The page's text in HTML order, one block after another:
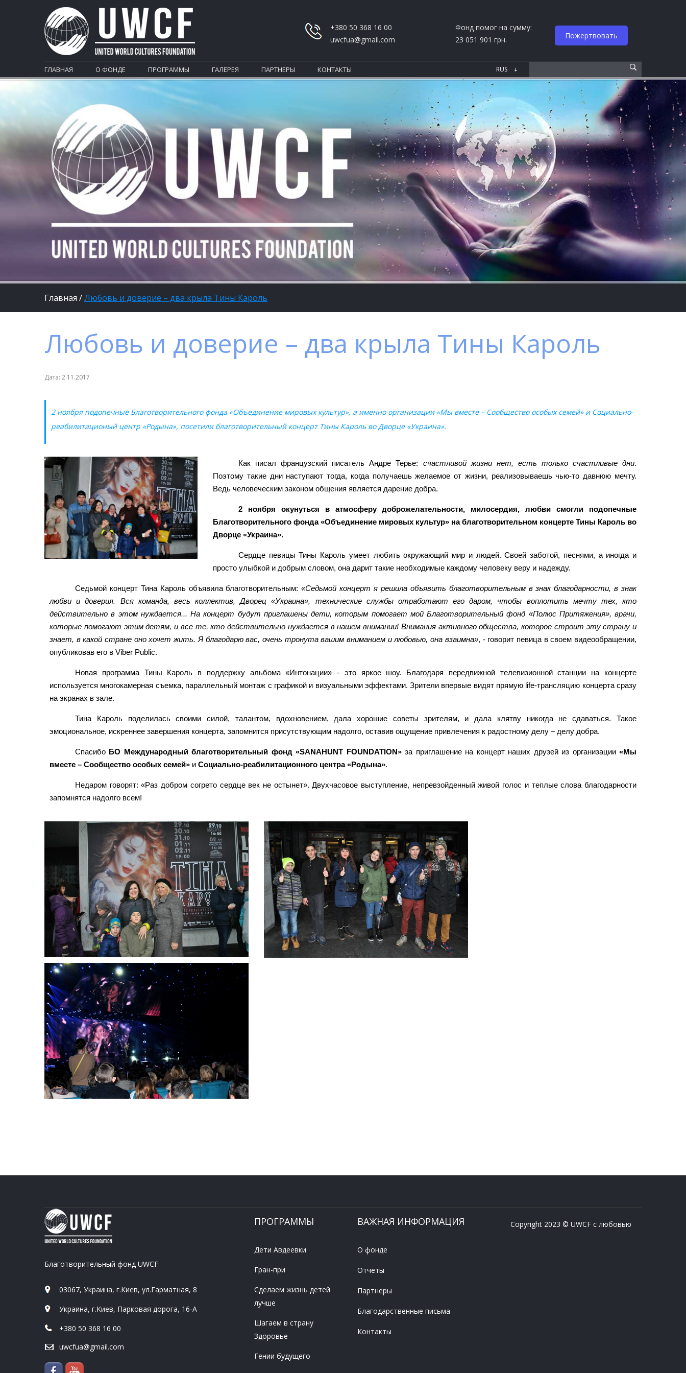
+380 50 368 16 00
uwcfua@gmail.com
Фонд помог на сумму:
23 051 901 грн.
Пожертвовать
ГЛАВНАЯ О ФОНДЕ ПРОГРАММЫ ГАЛЕРЕЯ ПАРТНЕРЫ КОНТАКТЫ
Главная /Любовь и доверие – два крыла Тины Кароль
Любовь и доверие – два крыла Тины Кароль
Дата: 2.11.2017
2 ноября подопечные Благотворительного фонда «Объединение мировых культур», а именно организации «Мы вместе – Сообщество особых семей» и Социально-
реабилитационый центр «Родына», посетили благотворительный концерт Тины Кароль во Дворце «Украина».
Как писал французский писатель Андре Терье: счастливой жизни нет, есть только счастливые дни.
Поэтому такие дни наступают тогда, когда получаешь желаемое от жизни, реализовываешь чью-то давнюю мечту.
Ведь человеческим законом общения является дарение добра.
2 ноября окунуться в атмосферу доброжелательности, милосердия, любви смогли подопечные
Благотворительного фонда «Объединение мировых культур» на благотворительном концерте Тины Кароль во
Дворце «Украина».
Сердце певицы Тины Кароль умеет любить окружающий мир и людей. Своей заботой, песнями, а иногда и
просто улыбкой и добрым словом, она дарит такие необходимые каждому человеку веру и надежду.
Седьмой концерт Тина Кароль объявила благотворительным:«Седьмой концерт я решила объявить благотворительным в знак благодарности, в знак
любви и доверия. Вся команда, весь коллектив, Дворец «Украина», технические службы отработают его даром, чтобы воплотить мечту тех, кто
действительно в этом нуждается... На концерт будут приглашены дети, которым помогает мой Благотворительный фонд «Полюс Притяжения», врачи,
которые помогают этим детям, и все те, кто действительно нуждается в нашем внимании! Внимания активного общества, которое строит эту страну и
знает, в какой стране оно хочет жить. Я благодарю вас, очень тронута вашим вниманием и любовью, она взаимна», - говорит певица в своем видеообращении,
опубликовав его в Viber Public.
Новая программа Тины Кароль в поддержку альбома «Интонации» - это яркое шоу. Благодаря передвижной телевизионной станции на концерте
используется многокамерная съемка, параллельный монтаж с графикой и визуальными эффектами. Зрители впервые видят прямую life-трансляцию концерта сразу
на экранах в зале.
Тина Кароль поделилась своими силой, талантом, вдохновением, дала хорошие советы зрителям, и дала клятву никогда не сдаваться. Такое
эмоциональное, искреннее завершения концерта, запомнится присутствующим надолго, оставив ощущение привлечения к радостному делу – делу добра.
Спасибо БО Международный благотворительный фонд «SANAHUNT FOUNDATION»за приглашение на концерт наших друзей из организации«Мы
вместе – Сообщество особых семей» и Социально-реабилитационного центра «Родына».
Недаром говорят: «Раз добром согрето сердце век не остынет». Двухчасовое выступление, непревзойденный живой голос и теплые слова благодарности
запомнятся надолго всем!
Благотворительный фонд UWCF
03067, Украина, г.Киев, ул.Гарматная, 8
Украина, г.Киев, Парковая дорога, 16-А
+380 50 368 16 00
uwcfua@gmail.com
ПРОГРАММЫ
Дети Авдеевки
Гран-при
Сделаем жизнь детей
лучше
Шагаем в страну
Здоровье
Гении будущего
ВАЖНАЯ ИНФОРМАЦИЯ
О фонде
Отчеты
Партнеры
Благодарственные письма
Контакты
Copyright 2023 © UWCF с любовью